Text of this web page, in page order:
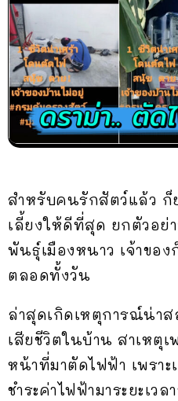
สำหรับคนรักสัตว์แล้ว ก็
เลี้ยงให้ดีที่สุด ยกตัวอย่
พันธุ์เมืองหนาว เจ้าขอ
ตลอดทั้งวัน
ล่าสุดเกิดเหตุการณ์น่า
เสียชีวิตในบ้าน สาเหตุ
หน้าที่มาตัดไฟฟ้า เพราะ
ชำระค่าไฟฟ้ามาระยะเวล